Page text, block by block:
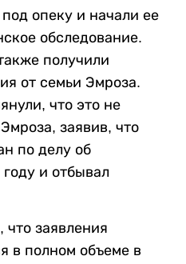
опеку и начали ее
обследование.
получили
от семьи Эмроза.
что это не
заявив, что
по делу об
и отбывал
заявления
в полном объеме в